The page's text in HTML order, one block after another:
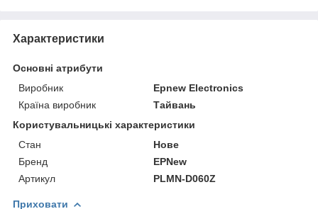
Характеристики
Основні атрибути
Виробник
Epnew Electronics
Країна виробник
Тайвань
Користувальницькі характеристики
Стан
Нове
Бренд
EPNew
Артикул
PLMN-D060Z
Приховати